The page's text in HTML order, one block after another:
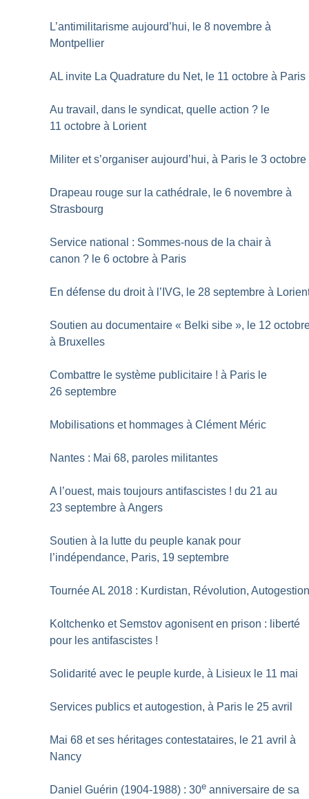
L’antimilitarisme aujourd’hui, le 8 novembre à
Montpellier
AL invite La Quadrature du Net, le 11 octobre à Paris
Au travail, dans le syndicat, quelle action ? le
11 octobre à Lorient
Militer et s’organiser aujourd’hui, à Paris le 3 octobre
Drapeau rouge sur la cathédrale, le 6 novembre à
Strasbourg
Service national : Sommes-nous de la chair à
canon ? le 6 octobre à Paris
En défense du droit à l’IVG, le 28 septembre à
Soutien au documentaire « Belki sibe », le 12
à Bruxelles
Combattre le système publicitaire ! à Paris le
26 septembre
Mobilisations et hommages à Clément Méric
Nantes : Mai 68, paroles militantes
A l’ouest, mais toujours antifascistes ! du 21 au
23 septembre à Angers
Soutien à la lutte du peuple kanak pour
l’indépendance, Paris, 19 septembre
Tournée AL 2018 : Kurdistan, Révolution,
Koltchenko et Semstov agonisent en prison : liberté
pour les antifascistes !
Solidarité avec le peuple kurde, à Lisieux le 11 mai
Services publics et autogestion, à Paris le 25 avril
Mai 68 et ses héritages contestataires, le 21 avril à
Nancy
Daniel Guérin (1904-1988) : 30e anniversaire de sa